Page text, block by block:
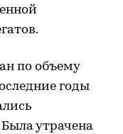
по объему
годы
утрачена